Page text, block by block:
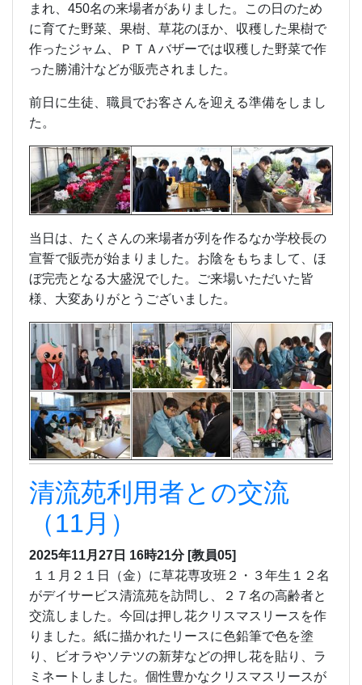
まれ、450名の来場者がありました。この日のため
に育てた野菜、果樹、草花のほか、収穫した果樹で
作ったジャム、ＰＴＡバザーでは収穫した野菜で作
った勝浦汁などが販売されました。
前日に生徒、職員でお客さんを迎える準備をしまし
た。
当日は、たくさんの来場者が列を作るなか学校長の
宣誓で販売が始まりました。お陰をもちまして、ほ
ぼ完売となる大盛況でした。ご来場いただいた皆
様、大変ありがとうございました。
清流苑利用者との交流
（11月）
2025年11月27日 16時21分 [教員05]
１１月２１日（金）に草花専攻班２・３年生１２名
がデイサービス清流苑を訪問し、２７名の高齢者と
交流しました。今回は押し花クリスマスリースを作
りました。紙に描かれたリースに色鉛筆で色を塗
り、ビオラやソテツの新芽などの押し花を貼り、ラ
ミネートしました。個性豊かなクリスマスリースが